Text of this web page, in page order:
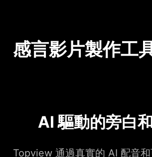
感言影片製作工
AI 驅動的旁白
Topview 通過真實的 AI 配音